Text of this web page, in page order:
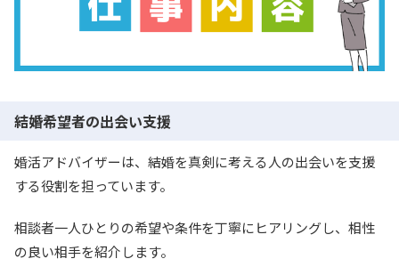
結婚希望者の出会い支援
婚活アドバイザーは、結婚を真剣に考える人の出会いを支援
する役割を担っています。
相談者一人ひとりの希望や条件を丁寧にヒアリングし、相性
の良い相手を紹介します。